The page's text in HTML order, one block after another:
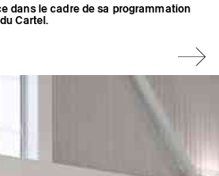
dans le cadre de sa programmation
Cartel.